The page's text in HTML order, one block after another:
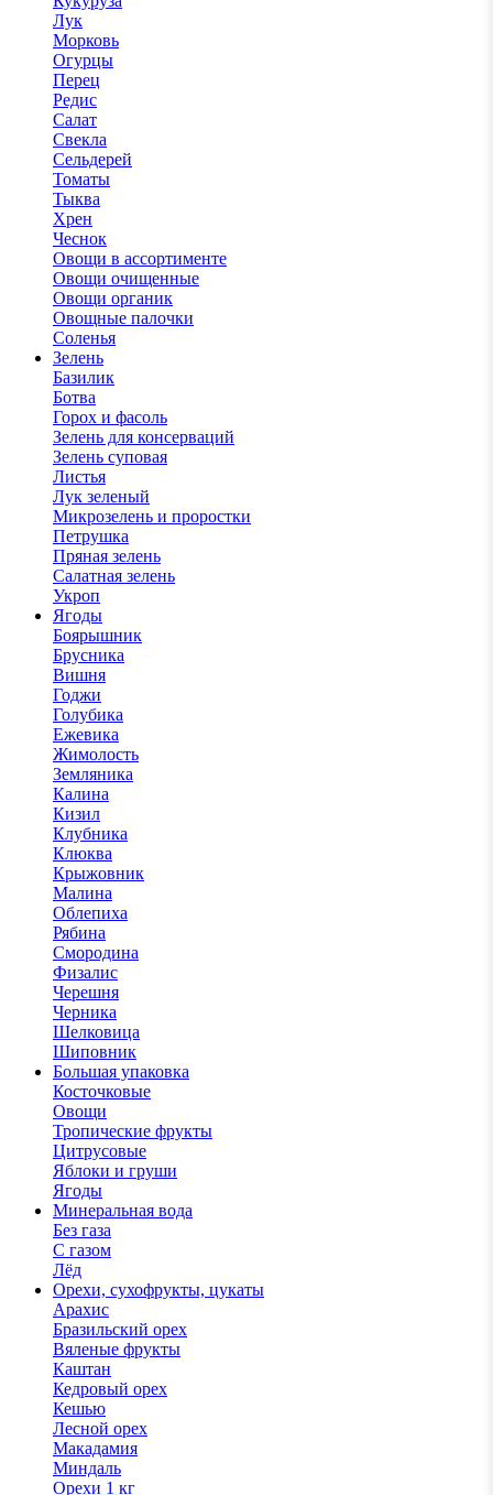
Лук
Морковь
Огурцы
Перец
Редис
Салат
Свекла
Сельдерей
Томаты
Тыква
Хрен
Чеснок
Овощи в ассортименте
Овощи очищенные
Овощи органик
Овощные палочки
Соленья
Зелень
Базилик
Ботва
Горох и фасоль
Зелень для консерваций
Зелень суповая
Листья
Лук зеленый
Микрозелень и проростки
Петрушка
Пряная зелень
Салатная зелень
Укроп
Ягоды
Боярышник
Брусника
Вишня
Годжи
Голубика
Ежевика
Жимолость
Земляника
Калина
Кизил
Клубника
Клюква
Крыжовник
Малина
Облепиха
Рябина
Смородина
Физалис
Черешня
Черника
Шелковица
Шиповник
Большая упаковка
Косточковые
Овощи
Тропические фрукты
Цитрусовые
Яблоки и груши
Ягоды
Минеральная вода
Без газа
С газом
Лёд
Орехи, сухофрукты, цукаты
Арахис
Бразильский орех
Вяленые фрукты
Каштан
Кедровый орех
Кешью
Лесной орех
Макадамия
Миндаль
Орехи 1 кг